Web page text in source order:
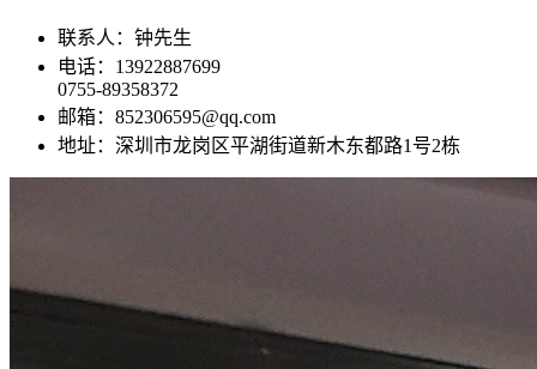
联系人：钟先生
电话：13922887699
0755-89358372
邮箱：852306595@qq.com
地址：深圳市龙岗区平湖街道新木东都路1号2栋